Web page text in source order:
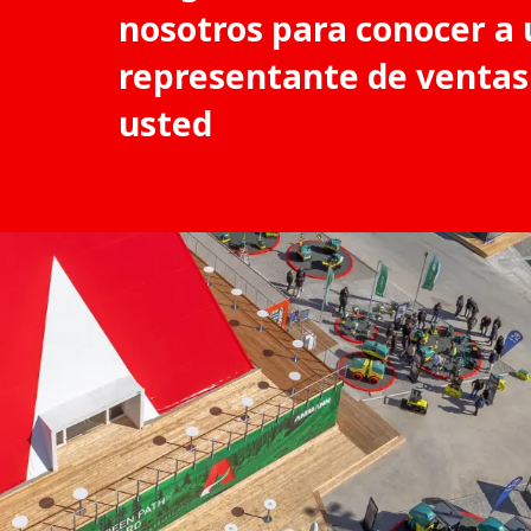
nosotros para conocer a
representante de
usted